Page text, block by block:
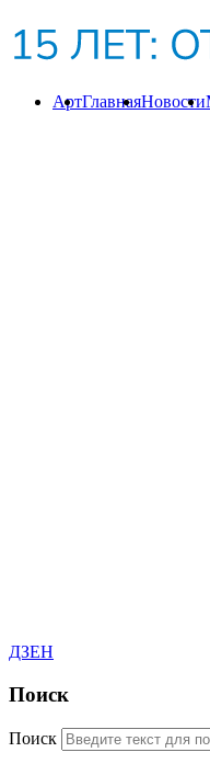
Новости
Главная
Арт
ДЗЕН
Поиск
Поиск